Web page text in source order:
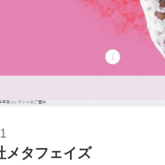
メタフェイズ